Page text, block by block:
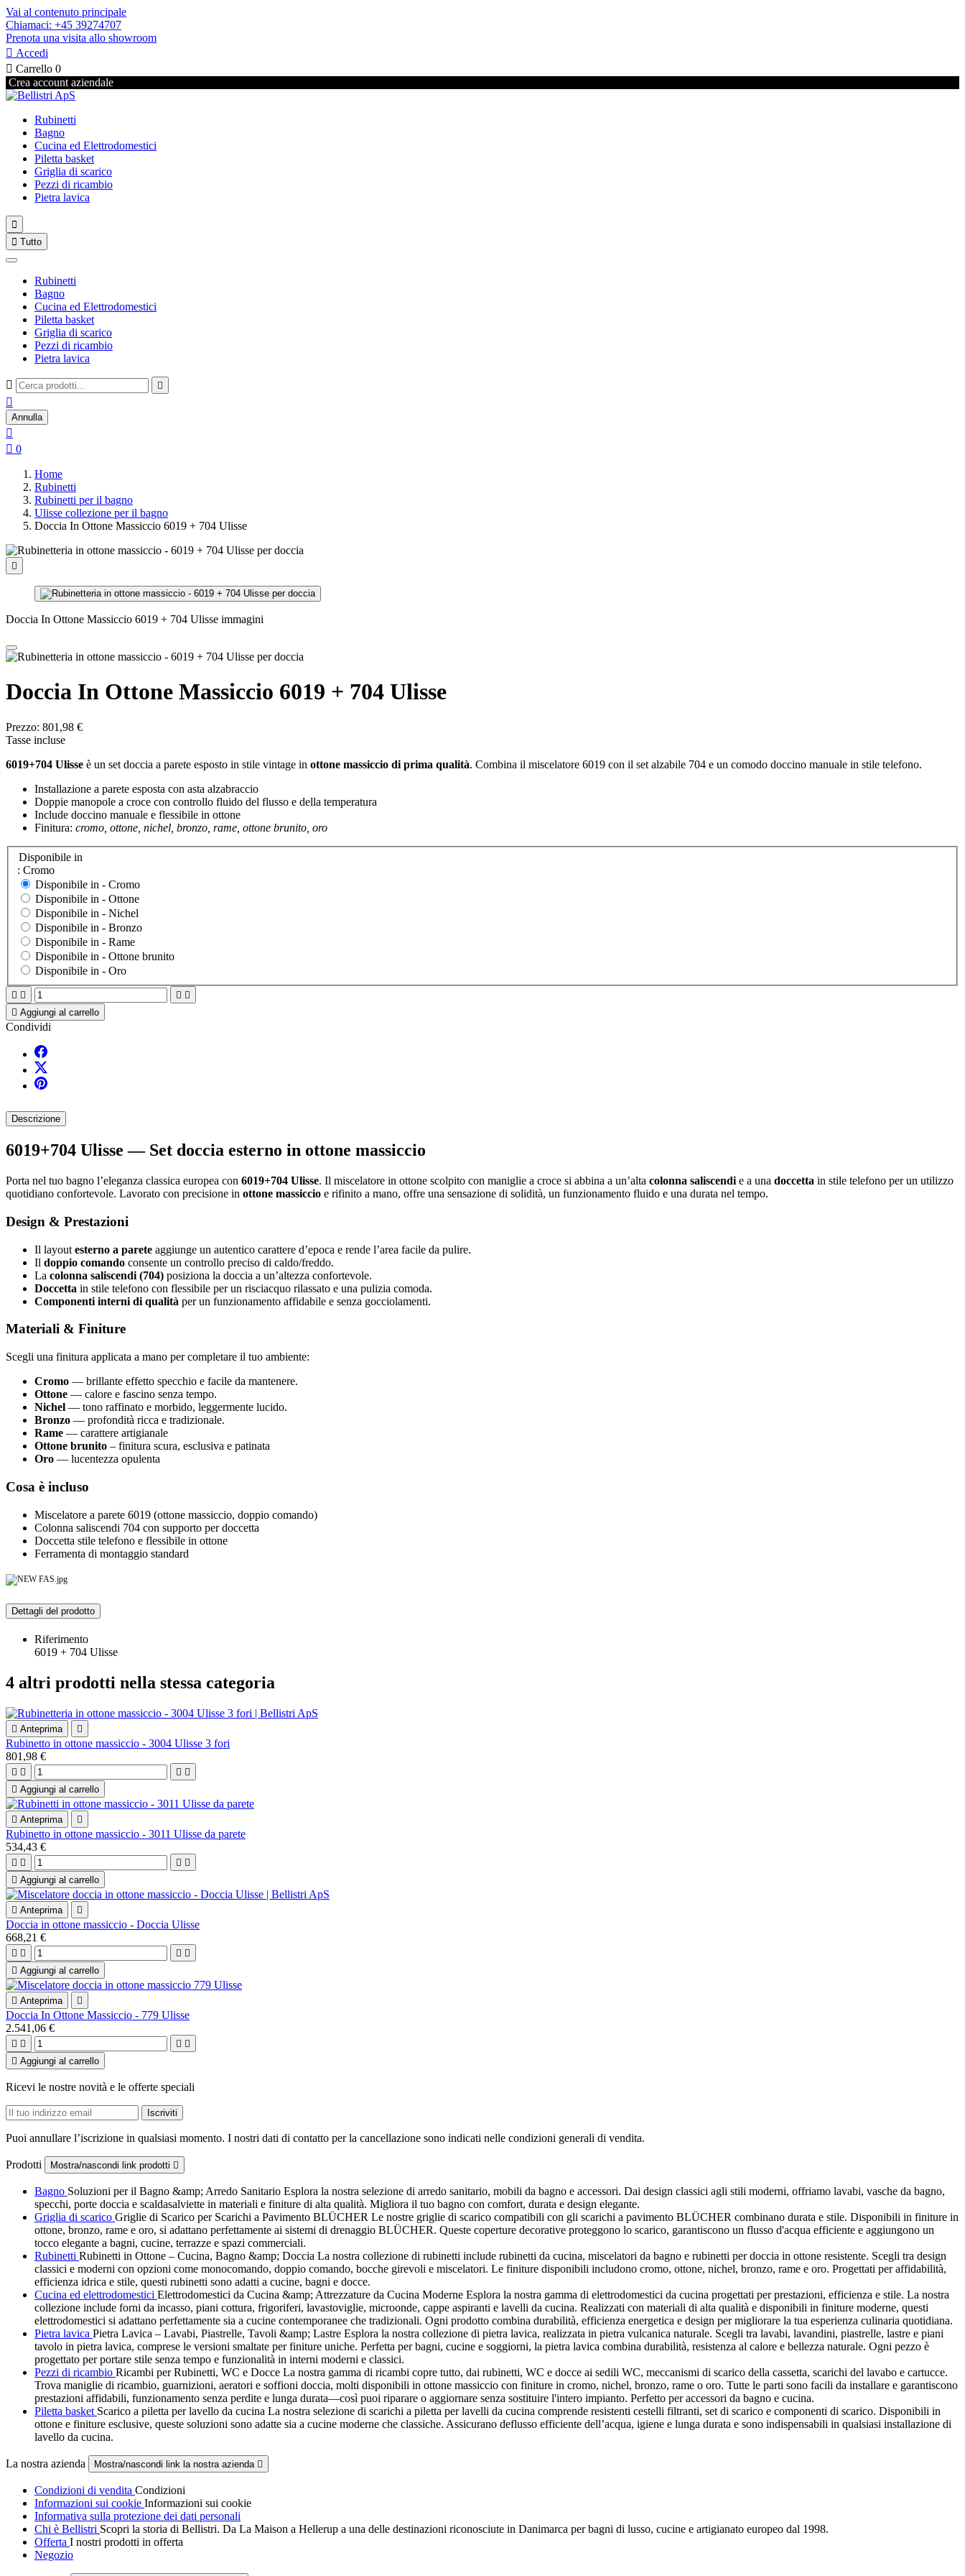
Vai al contenuto principale
Chiamaci: +45 39274707
Prenota una visita allo showroom
 Accedi
 Carrello 0
Crea account aziendale
Rubinetti
Bagno
Cucina ed Elettrodomestici
Piletta basket
Griglia di scarico
Pezzi di ricambio
Pietra lavica

 Tutto
Rubinetti
Bagno
Cucina ed Elettrodomestici
Piletta basket
Griglia di scarico
Pezzi di ricambio
Pietra lavica
 

Annulla

 0
Home
Rubinetti
Rubinetti per il bagno
Ulisse collezione per il bagno
Doccia In Ottone Massiccio 6019 + 704 Ulisse

Doccia In Ottone Massiccio 6019 + 704 Ulisse immagini
Doccia In Ottone Massiccio 6019 + 704 Ulisse
Prezzo: 801,98 €
Tasse incluse
6019+704 Ulisse è un set doccia a parete esposto in stile vintage in ottone massiccio di prima qualità. Combina il miscelatore 6019 con il set alzabile 704 e un comodo doccino manuale in stile telefono.
Installazione a parete esposta con asta alzabraccio
Doppie manopole a croce con controllo fluido del flusso e della temperatura
Include doccino manuale e flessibile in ottone
Finitura: cromo, ottone, nichel, bronzo, rame, ottone brunito, oro
Disponibile in
: Cromo
Disponibile in - Cromo
Disponibile in - Ottone
Disponibile in - Nichel
Disponibile in - Bronzo
Disponibile in - Rame
Disponibile in - Ottone brunito
Disponibile in - Oro
   
 Aggiungi al carrello
Condividi
Descrizione
6019+704 Ulisse — Set doccia esterno in ottone massiccio
Porta nel tuo bagno l’eleganza classica europea con 6019+704 Ulisse. Il miscelatore in ottone scolpito con maniglie a croce si abbina a un’alta colonna saliscendi e a una doccetta in stile telefono per un utilizzo
quotidiano confortevole. Lavorato con precisione in ottone massiccio e rifinito a mano, offre una sensazione di solidità, un funzionamento fluido e una durata nel tempo.
Design & Prestazioni
Il layout esterno a parete aggiunge un autentico carattere d’epoca e rende l’area facile da pulire.
Il doppio comando consente un controllo preciso di caldo/freddo.
La colonna saliscendi (704) posiziona la doccia a un’altezza confortevole.
Doccetta in stile telefono con flessibile per un risciacquo rilassato e una pulizia comoda.
Componenti interni di qualità per un funzionamento affidabile e senza gocciolamenti.
Materiali & Finiture
Scegli una finitura applicata a mano per completare il tuo ambiente:
Cromo — brillante effetto specchio e facile da mantenere.
Ottone — calore e fascino senza tempo.
Nichel — tono raffinato e morbido, leggermente lucido.
Bronzo — profondità ricca e tradizionale.
Rame — carattere artigianale
Ottone brunito – finitura scura, esclusiva e patinata
Oro — lucentezza opulenta
Cosa è incluso
Miscelatore a parete 6019 (ottone massiccio, doppio comando)
Colonna saliscendi 704 con supporto per doccetta
Doccetta stile telefono e flessibile in ottone
Ferramenta di montaggio standard
Dettagli del prodotto
Riferimento
6019 + 704 Ulisse
4 altri prodotti nella stessa categoria
 Anteprima 
Rubinetto in ottone massiccio - 3004 Ulisse 3 fori
801,98 €
   
 Aggiungi al carrello
 Anteprima 
Rubinetto in ottone massiccio - 3011 Ulisse da parete
534,43 €
   
 Aggiungi al carrello
 Anteprima 
Doccia in ottone massiccio - Doccia Ulisse
668,21 €
   
 Aggiungi al carrello
 Anteprima 
Doccia In Ottone Massiccio - 779 Ulisse
2.541,06 €
   
 Aggiungi al carrello
Ricevi le nostre novità e le offerte speciali
Puoi annullare l’iscrizione in qualsiasi momento. I nostri dati di contatto per la cancellazione sono indicati nelle condizioni generali di vendita.
Prodotti Mostra/nascondi link prodotti 
Bagno Soluzioni per il Bagno &amp; Arredo Sanitario Esplora la nostra selezione di arredo sanitario, mobili da bagno e accessori. Dai design classici agli stili moderni, offriamo lavabi, vasche da bagno,
specchi, porte doccia e scaldasalviette in materiali e finiture di alta qualità. Migliora il tuo bagno con comfort, durata e design elegante.
Griglia di scarico Griglie di Scarico per Scarichi a Pavimento BLÜCHER Le nostre griglie di scarico compatibili con gli scarichi a pavimento BLÜCHER combinano durata e stile. Disponibili in finiture in
ottone, bronzo, rame e oro, si adattano perfettamente ai sistemi di drenaggio BLÜCHER. Queste coperture decorative proteggono lo scarico, garantiscono un flusso d'acqua efficiente e aggiungono un
tocco elegante a bagni, cucine, terrazze e spazi commerciali.
Rubinetti Rubinetti in Ottone – Cucina, Bagno &amp; Doccia La nostra collezione di rubinetti include rubinetti da cucina, miscelatori da bagno e rubinetti per doccia in ottone resistente. Scegli tra design
classici e moderni con opzioni come monocomando, doppio comando, bocche girevoli e miscelatori. Le finiture disponibili includono cromo, ottone, nichel, bronzo, rame e oro. Progettati per affidabilità,
efficienza idrica e stile, questi rubinetti sono adatti a cucine, bagni e docce.
Cucina ed elettrodomestici Elettrodomestici da Cucina &amp; Attrezzature da Cucina Moderne Esplora la nostra gamma di elettrodomestici da cucina progettati per prestazioni, efficienza e stile. La nostra
collezione include forni da incasso, piani cottura, frigoriferi, lavastoviglie, microonde, cappe aspiranti e lavelli da cucina. Realizzati con materiali di alta qualità e disponibili in finiture moderne, questi
elettrodomestici si adattano perfettamente sia a cucine contemporanee che tradizionali. Ogni prodotto combina durabilità, efficienza energetica e design per migliorare la tua esperienza culinaria quotidiana.
Pietra lavica Pietra Lavica – Lavabi, Piastrelle, Tavoli &amp; Lastre Esplora la nostra collezione di pietra lavica, realizzata in pietra vulcanica naturale. Scegli tra lavabi, lavandini, piastrelle, lastre e piani
tavolo in pietra lavica, comprese le versioni smaltate per finiture uniche. Perfetta per bagni, cucine e soggiorni, la pietra lavica combina durabilità, resistenza al calore e bellezza naturale. Ogni pezzo è
progettato per portare stile senza tempo e funzionalità in interni moderni e classici.
Pezzi di ricambio Ricambi per Rubinetti, WC e Docce La nostra gamma di ricambi copre tutto, dai rubinetti, WC e docce ai sedili WC, meccanismi di scarico della cassetta, scarichi del lavabo e cartucce.
Trova maniglie di ricambio, guarnizioni, aeratori e soffioni doccia, molti disponibili in ottone massiccio con finiture in cromo, nichel, bronzo, rame o oro. Tutte le parti sono facili da installare e garantiscono
prestazioni affidabili, funzionamento senza perdite e lunga durata—così puoi riparare o aggiornare senza sostituire l'intero impianto. Perfetto per accessori da bagno e cucina.
Piletta basket Scarico a piletta per lavello da cucina La nostra selezione di scarichi a piletta per lavelli da cucina comprende resistenti cestelli filtranti, set di scarico e componenti di scarico. Disponibili in
ottone e finiture esclusive, queste soluzioni sono adatte sia a cucine moderne che classiche. Assicurano deflusso efficiente dell’acqua, igiene e lunga durata e sono indispensabili in qualsiasi installazione di
lavello da cucina.
La nostra azienda Mostra/nascondi link la nostra azienda 
Condizioni di vendita Condizioni
Informazioni sui cookie Informazioni sui cookie
Informativa sulla protezione dei dati personali
Chi è Bellistri Scopri la storia di Bellistri. Da La Maison a Hellerup a una delle destinazioni riconosciute in Danimarca per bagni di lusso, cucine e artigianato europeo dal 1998.
Offerta I nostri prodotti in offerta
Negozio